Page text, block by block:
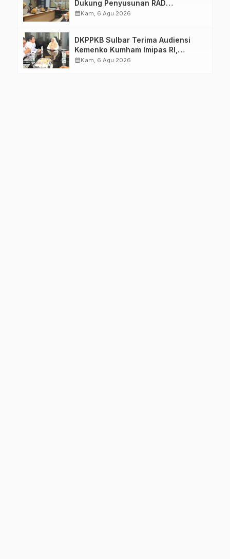
Dukung Penyusunan RAD
TPB/SDGs Sulawesi Barat
calendar_monthKam, 6 Agu 2026
DKPPKB Sulbar Terima Audiensi
Kemenko Kumham Imipas RI,
Perkuat Pelayanan Kesehatan bagi
calendar_monthKam, 6 Agu 2026